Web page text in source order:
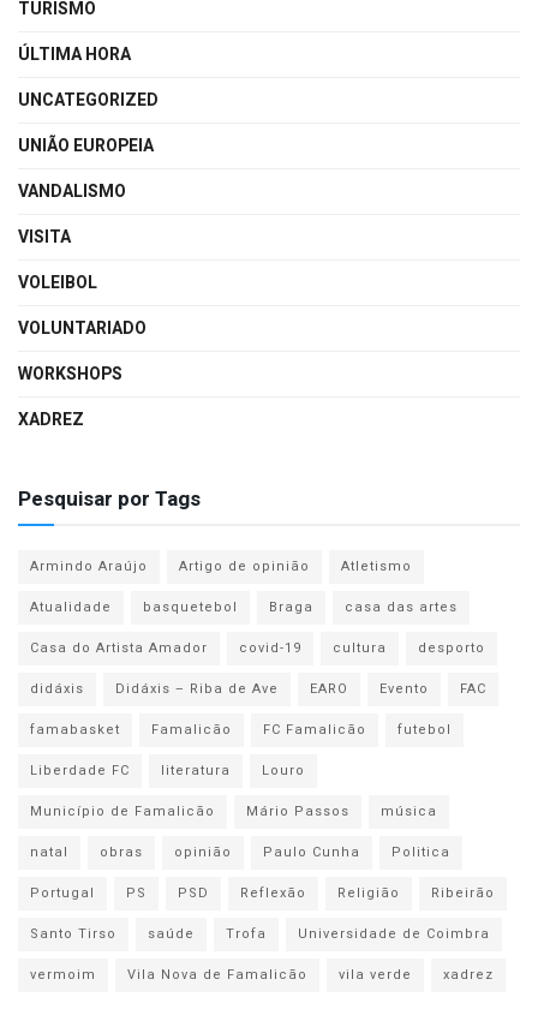
TURISMO
ÚLTIMA HORA
UNCATEGORIZED
UNIÃO EUROPEIA
VANDALISMO
VISITA
VOLEIBOL
VOLUNTARIADO
WORKSHOPS
XADREZ
Pesquisar por Tags
Armindo Araújo Artigo de opinião
Atletismo
Atualidade
basquetebol Braga
casa das artes
Casa do Artista Amador
covid-19 cultura
desporto
didáxis
Didáxis – Riba de Ave EARO Evento
FAC
famabasket
Famalicão FC Famalicão
futebol
Liberdade FC
literatura
Louro
Município de Famalicão
Mário Passos
música
natal
obras opinião Paulo Cunha
Politica
Portugal
PS PSD Reflexão Religião
Ribeirão
Santo Tirso
saúde Trofa
Universidade de Coimbra
vermoim
Vila Nova de Famalicão vila verde xadrez